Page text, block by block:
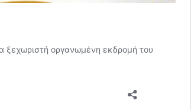
ξεχωριστή οργανωμένη εκδρομή του